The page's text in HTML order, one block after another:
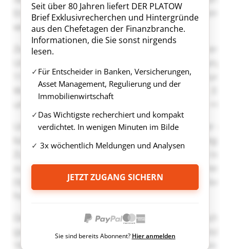
Seit über 80 Jahren liefert DER PLATOW
Brief Exklusivrecherchen und Hintergründe
aus den Chefetagen der Finanzbranche.
Informationen, die Sie sonst nirgends
lesen.
Für Entscheider in Banken, Versicherungen,
Asset Management, Regulierung und der
Immobilienwirtschaft
Das Wichtigste recherchiert und kompakt
verdichtet. In wenigen Minuten im Bilde
3x wöchentlich Meldungen und Analysen
JETZT ZUGANG SICHERN
Sie sind bereits Abonnent? Hier anmelden